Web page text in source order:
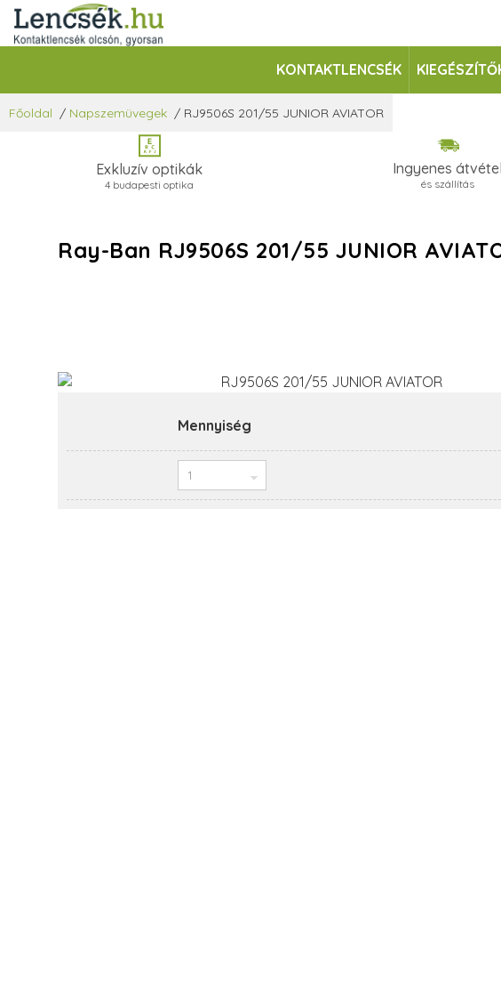
KONTAKTLENCSÉK
Főoldal / Napszemüvegek / RJ9506S 201/55 JUNIOR AVIATOR
Exkluzív optikák
4 budapesti optika
Ingyenes átvétel
és szállítás
Ray-Ban RJ9506S 201/55 JUNIOR
Mennyiség